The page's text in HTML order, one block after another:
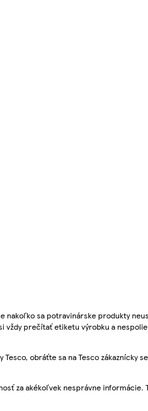
nakoľko sa potravinárske produkty
vždy prečítať etiketu výrobku a
obráťte sa na Tesco zákaznícky
za akékoľvek nesprávne informácie.